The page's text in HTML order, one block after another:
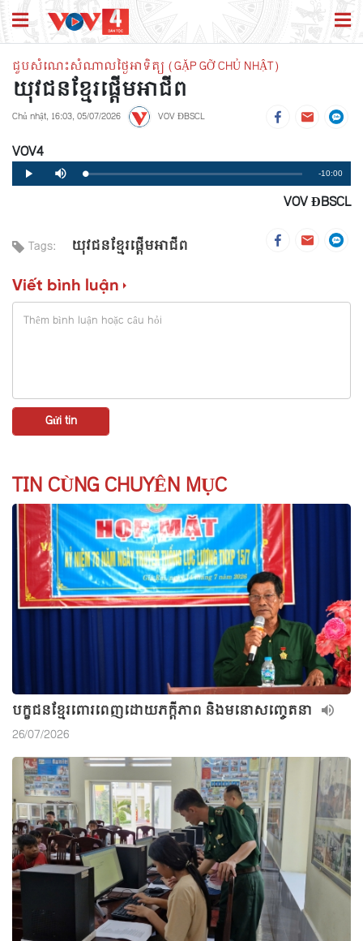
ជួបសំណេះសំណាលថ្ងៃអាទិត្យ (GẶP GỠ CHỦ NHẬT)
យុវជនខ្មែរផ្តើមអាជីព
Chủ nhật, 16:03, 05/07/2026 VOV ĐBSCL
VOV4
Play Mute Loaded:
0%
Progress:
0%
Remaining
Time
-10:00
VOV ĐBSCL
Tags: យុវជនខ្មែរផ្តើមអាជីព
Viết bình luận
TIN CÙNG CHUYÊN MỤC
បក្ខជនខ្មែរពោរពេញដោយភក្ដីភាព និងមនោសញ្ចេតនា
26/07/2026